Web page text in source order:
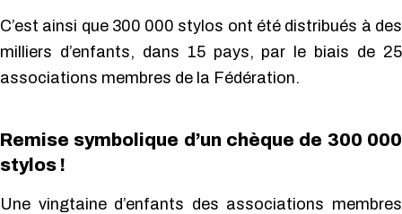
C’est ainsi que 300 000 stylos ont été distribués à des
milliers d’enfants, dans 15 pays, par le biais de 25
associations membres de la Fédération.
Remise symbolique d’un chèque de 300 000
stylos !
Une vingtaine d’enfants des associations membres